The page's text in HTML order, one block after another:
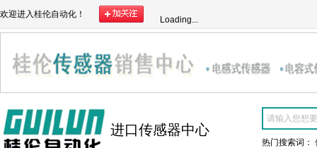
欢迎进入桂伦自动化！
Loading...
进口传感器中心
热门搜索词：